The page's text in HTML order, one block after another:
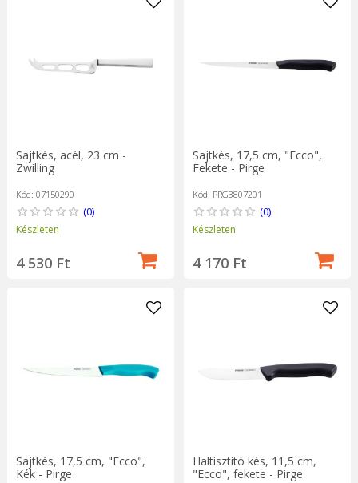
Sajtkés, acél, 23 cm -
Zwilling
Kód: 07150290
(0)
Készleten
4 530 Ft
Sajtkés, 17,5 cm, "Ecco",
Fekete - Pirge
Kód: PRG3807201
(0)
Készleten
4 170 Ft
Sajtkés, 17,5 cm, "Ecco",
Kék - Pirge
Haltisztító kés, 11,5 cm,
"Ecco", fekete - Pirge